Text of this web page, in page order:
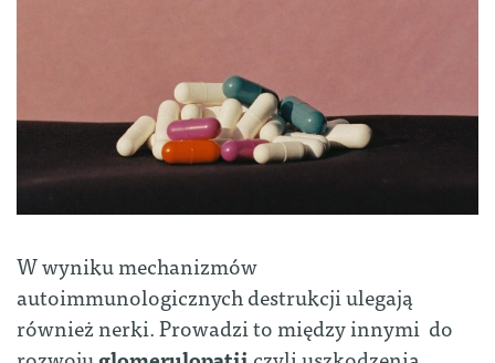
W wyniku mechanizmów
autoimmunologicznych destrukcji ulegają
również nerki. Prowadzi to między innymi do